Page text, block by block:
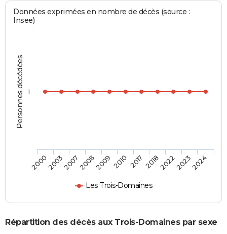
Personnes décédées
Données exprimées en nombre de décès (source :
Insee)
Les Trois-Domaines
20002003200720082009 2010 2017 2018202220232024
1
Répartition des décès aux Trois-Domaines par sexe